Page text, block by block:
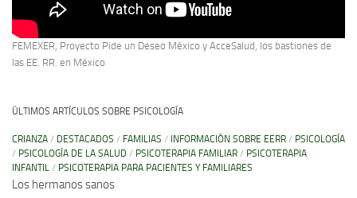
FEMEXER, Proyecto Pide un Deseo México y AcceSalud, los bastiones de
las EE. RR. en México
ÚLTIMOS ARTÍCULOS SOBRE PSICOLOGÍA
CRIANZA / DESTACADOS / FAMILIAS / INFORMACIÓN SOBRE EERR / PSICOLOGÍA
/ PSICOLOGÍA DE LA SALUD / PSICOTERAPIA FAMILIAR / PSICOTERAPIA
INFANTIL / PSICOTERAPIA PARA PACIENTES Y FAMILIARES
Los hermanos sanos